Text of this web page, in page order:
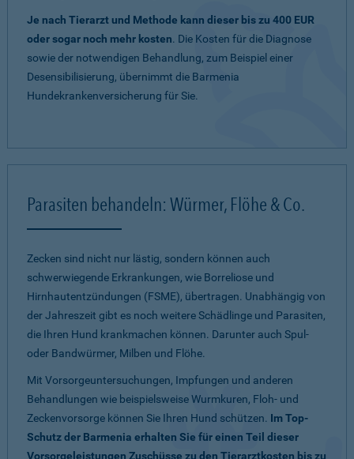
Je nach Tierarzt und Methode kann dieser bis zu 400 EUR
oder sogar noch mehr kosten. Die Kosten für die Diagnose
sowie der notwendigen Behandlung, zum Beispiel einer
Desensibilisierung, übernimmt die Barmenia
Hundekrankenversicherung für Sie.
Parasiten behandeln: Würmer, Flöhe & Co.
Zecken sind nicht nur lästig, sondern können auch
schwerwiegende Erkrankungen, wie Borreliose und
Hirnhautentzündungen (FSME), übertragen. Unabhängig von
der Jahreszeit gibt es noch weitere Schädlinge und Parasiten,
die Ihren Hund krankmachen können. Darunter auch Spul-
oder Bandwürmer, Milben und Flöhe.
Mit Vorsorgeuntersuchungen, Impfungen und anderen
Behandlungen wie beispielsweise Wurmkuren, Floh- und
Zeckenvorsorge können Sie Ihren Hund schützen. Im Top-
Schutz der Barmenia erhalten Sie für einen Teil dieser
Vorsorgeleistungen Zuschüsse zu den Tierarztkosten bis zu